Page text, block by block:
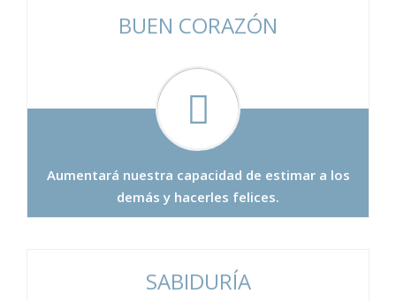
BUEN CORAZÓN
Aumentará nuestra capacidad de estimar a los
demás y hacerles felices.
SABIDURÍA